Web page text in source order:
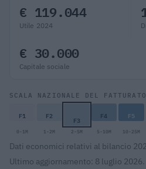
€ 119.044
Utile 2024
€ 30.000
Capitale sociale
SCALA NAZIONALE DEL FATTURATO
F1 F2 F3 F4 F5
0-1M 1-2M 2-5M 5-10M 10-25M
Dati economici relativi al bilancio
Ultimo aggiornamento: 8 luglio 2026.